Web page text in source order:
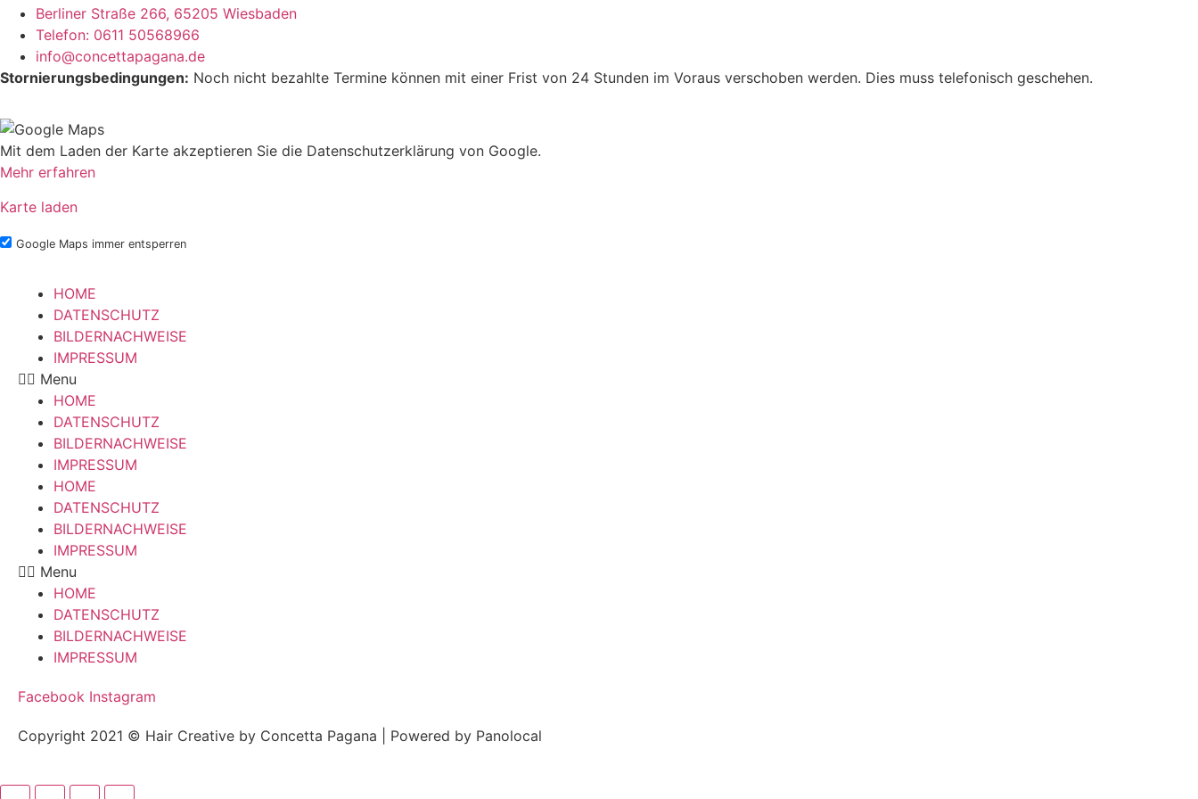
Berliner Straße 266, 65205 Wiesbaden
Telefon: 0611 50568966
info@concettapagana.de
Stornierungsbedingungen: Noch nicht bezahlte Termine können mit einer Frist von 24 Stunden im Voraus verschoben werden. Dies muss telefonisch geschehen.
Mit dem Laden der Karte akzeptieren Sie die Datenschutzerklärung von Google.
Mehr erfahren
Karte laden
Google Maps immer entsperren
HOME
DATENSCHUTZ
BILDERNACHWEISE
IMPRESSUM
Menu
HOME
DATENSCHUTZ
BILDERNACHWEISE
IMPRESSUM
HOME
DATENSCHUTZ
BILDERNACHWEISE
IMPRESSUM
Menu
HOME
DATENSCHUTZ
BILDERNACHWEISE
IMPRESSUM
Facebook Instagram
Copyright 2021 © Hair Creative by Concetta Pagana | Powered by Panolocal